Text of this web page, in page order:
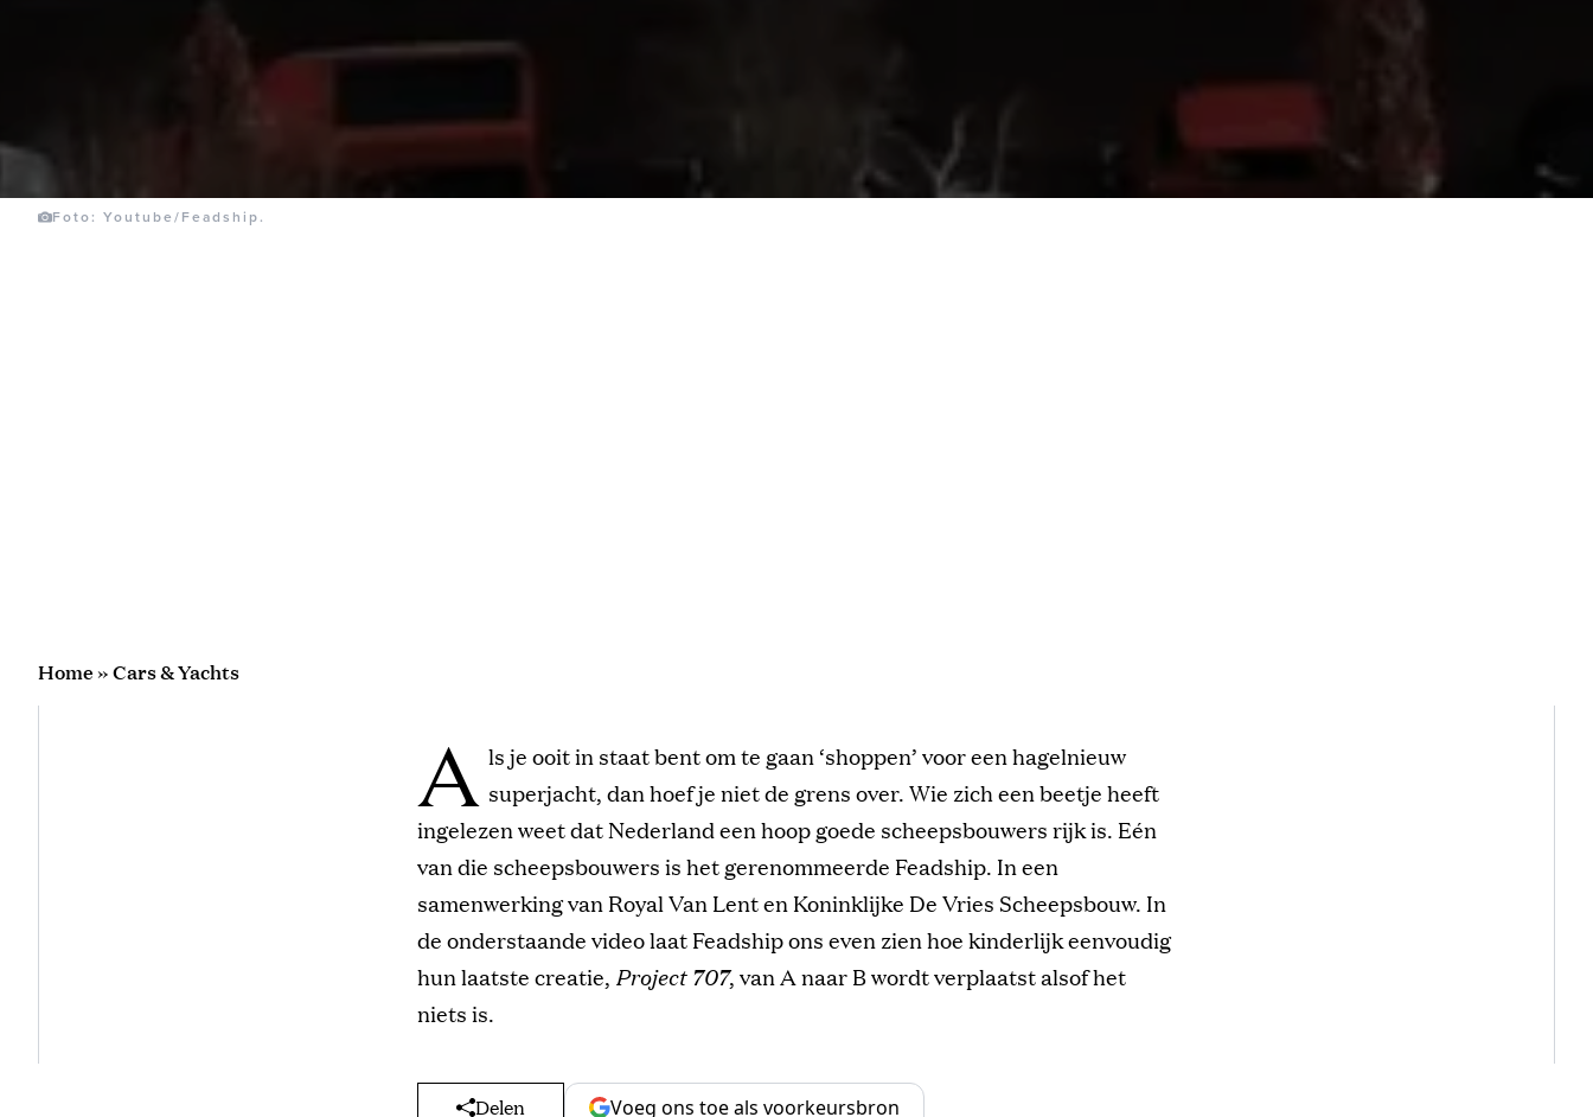
Foto: Youtube/Feadship.
Home»Cars & Yachts
A ls je ooit in staat bent om te gaan ‘shoppen’ voor een hagelnieuw
superjacht, dan hoef je niet de grens over. Wie zich een beetje heeft
ingelezen weet dat Nederland een hoop goede scheepsbouwers rijk is. Eén
van die scheepsbouwers is het gerenommeerde Feadship. In een
samenwerking van Royal Van Lent en Koninklijke De Vries Scheepsbouw. In
de onderstaande video laat Feadship ons even zien hoe kinderlijk eenvoudig
hun laatste creatie, Project 707, van A naar B wordt verplaatst alsof het
niets is.
Delen Voeg ons toe als voorkeursbron